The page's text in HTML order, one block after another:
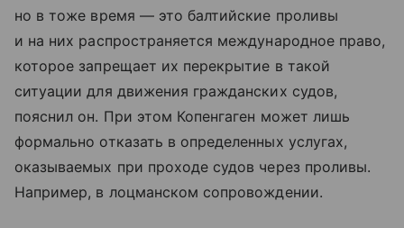
но в тоже время — это балтийские проливы
и на них распространяется международное право,
которое запрещает их перекрытие в такой
ситуации для движения гражданских судов,
пояснил он. При этом Копенгаген может лишь
формально отказать в определенных услугах,
оказываемых при проходе судов через проливы.
Например, в лоцманском сопровождении.